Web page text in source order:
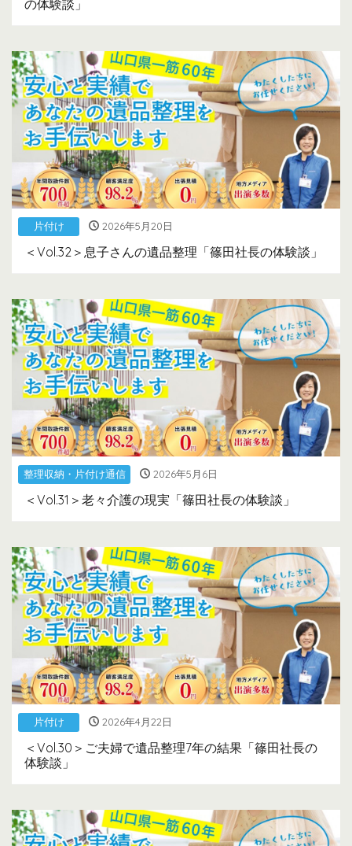
の体験談」
片付け 2026年5月20日
＜Vol.32＞息子さんの遺品整理「篠田社長の体験談」
整理収納・片付け通信 2026年5月6日
＜Vol.31＞老々介護の現実「篠田社長の体験談」
片付け 2026年4月22日
＜Vol.30＞ご夫婦で遺品整理7年の結果「篠田社長の
体験談」